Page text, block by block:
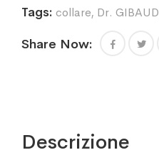
Tags: collare, Dr. GIBAUD
Share Now:
Descrizione